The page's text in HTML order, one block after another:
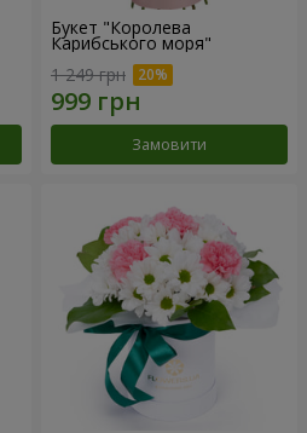
Букет "Королева
Карибського моря"
1 249 грн
Замовити